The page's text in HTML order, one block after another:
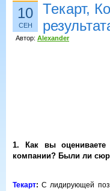
10
СЕН
Текарт,
Автор: Alexander
1. Как вы оцениваете
компании? Были ли
Текарт:С лидирующей